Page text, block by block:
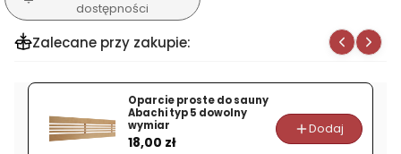
dostępności
Zalecane przy zakupie:
Oparcie proste do sauny
Abachi typ 5 dowolny
wymiar
Cena
18,00 zł
Dodaj